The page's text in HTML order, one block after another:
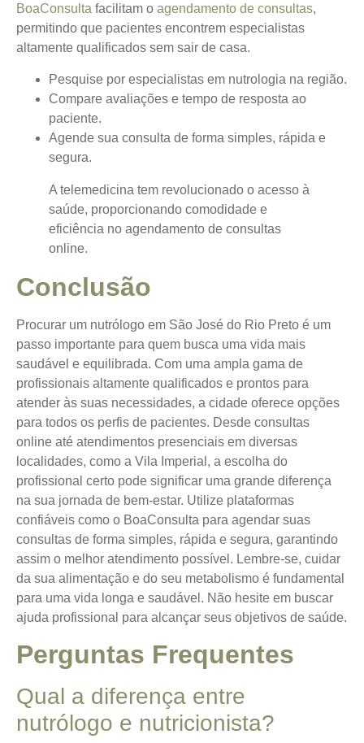
BoaConsulta facilitam o agendamento de consultas,
permitindo que pacientes encontrem especialistas
altamente qualificados sem sair de casa.
Pesquise por especialistas em nutrologia na região.
Compare avaliações e tempo de resposta ao
paciente.
Agende sua consulta de forma simples, rápida e
segura.
A telemedicina tem revolucionado o acesso à
saúde, proporcionando comodidade e
eficiência no agendamento de consultas
online.
Conclusão
Procurar um nutrólogo em São José do Rio Preto é um
passo importante para quem busca uma vida mais
saudável e equilibrada. Com uma ampla gama de
profissionais altamente qualificados e prontos para
atender às suas necessidades, a cidade oferece opções
para todos os perfis de pacientes. Desde consultas
online até atendimentos presenciais em diversas
localidades, como a Vila Imperial, a escolha do
profissional certo pode significar uma grande diferença
na sua jornada de bem-estar. Utilize plataformas
confiáveis como o BoaConsulta para agendar suas
consultas de forma simples, rápida e segura, garantindo
assim o melhor atendimento possível. Lembre-se, cuidar
da sua alimentação e do seu metabolismo é fundamental
para uma vida longa e saudável. Não hesite em buscar
ajuda profissional para alcançar seus objetivos de saúde.
Perguntas Frequentes
Qual a diferença entre
nutrólogo e nutricionista?